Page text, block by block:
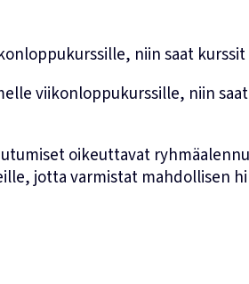
niin saat
viikonloppukurssille, niin
oikeuttavat
jotta varmistat mahdollisen